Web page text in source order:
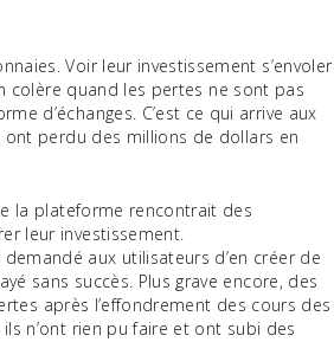
Voir leur investissement s’envoler
colère quand les pertes ne sont pas
d’échanges. C’est ce qui arrive aux
perdu des millions de dollars en
la plateforme rencontrait des
leur investissement.
aux utilisateurs d’en créer de
sans succès. Plus grave encore, des
après l’effondrement des cours des
n’ont rien pu faire et ont subi des